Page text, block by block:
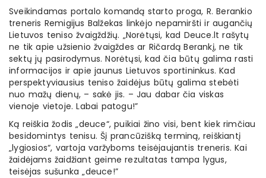
Sveikindamas portalo komandą starto proga, R. Berankio
treneris Remigijus Balžekas linkėjo nepamiršti ir augančių
Lietuvos teniso žvaigždžių. „Norėtųsi, kad Deuce.lt rašytų
ne tik apie užsienio žvaigždes ar Ričardą Berankį, ne tik
sektų jų pasirodymus. Norėtųsi, kad čia būtų galima rasti
informacijos ir apie jaunus Lietuvos sportininkus. Kad
perspektyviausius teniso žaidėjus būtų galima stebėti
nuo mažų dienų, – sakė jis. – Jau dabar čia viskas
vienoje vietoje. Labai patogu!”
Ką reiškia žodis „deuce“, puikiai žino visi, bent kiek rimčiau
besidomintys tenisu. Šį prancūzišką terminą, reiškiantį
„lygiosios“, vartoja varžyboms teisėjaujantis treneris. Kai
žaidėjams žaidžiant geime rezultatas tampa lygus,
teisėjas sušunka „deuce!”